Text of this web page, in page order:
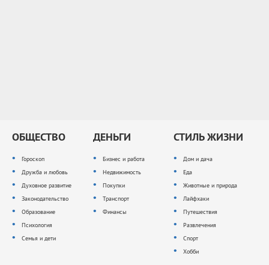
ОБЩЕСТВО
Гороскоп
Дружба и любовь
Духовное развитие
Законодательство
Образование
Психология
Семья и дети
ДЕНЬГИ
Бизнес и работа
Недвижимость
Покупки
Транспорт
Финансы
СТИЛЬ ЖИЗНИ
Дом и дача
Еда
Животные и природа
Лайфхаки
Путешествия
Развлечения
Спорт
Хобби